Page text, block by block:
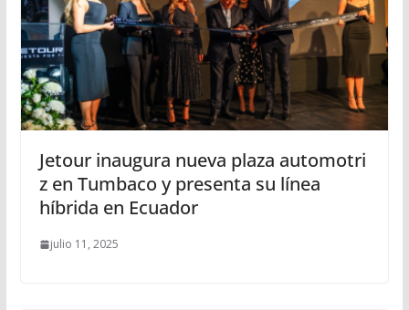
Jetour inaugura nueva plaza automotri
z en Tumbaco y presenta su línea
híbrida en Ecuador
julio 11, 2025